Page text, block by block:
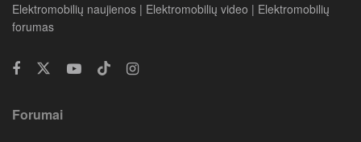
Elektromobilių naujienos | Elektromobilių video | Elektromobilių
forumas
Forumai